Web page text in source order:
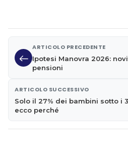
ARTICOLO PRECEDENTE
Ipotesi Manovra 2026:
pensioni
ARTICOLO SUCCESSIVO
Solo il 27% dei bambini sotto i
ecco perché